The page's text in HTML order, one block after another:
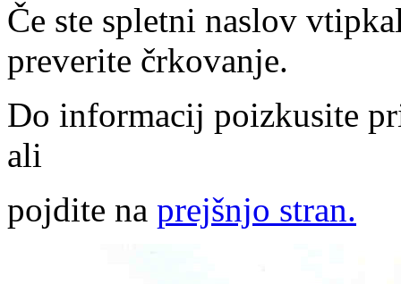
Če ste spletni naslov
preverite črkovanje.
Do informacij poizkusite
ali
pojdite na prejšnjo stran.